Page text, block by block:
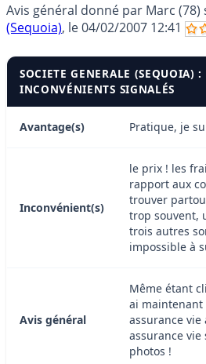
Avis général donné par Marc (78)
(Sequoia), le04/02/2007 12:41
SOCIETE GENERALE (SEQUOIA) :
INCONVÉNIENTS SIGNALÉS
Avantage(s) Pratique, je
Inconvénient(s)
le prix ! les
rapport aux
trouver
trop souvent,
trois autres
impossible à
Avis général
Même étant
ai maintenant
assurance
assurance
photos !